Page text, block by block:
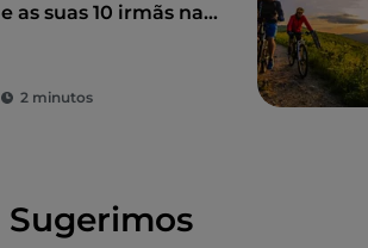
e as suas 10 irmãs na
2 minutos
Sugerimos